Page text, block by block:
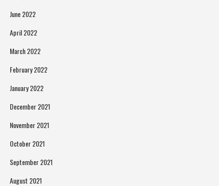
June 2022
April 2022
March 2022
February 2022
January 2022
December 2021
November 2021
October 2021
September 2021
August 2021